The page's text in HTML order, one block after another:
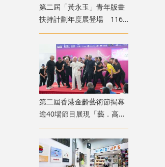
第二屆「黃永玉」青年版畫
扶持計劃年度展登場 116
位青年創作者共展版畫新貌
第二屆香港金齡藝術節揭幕
逾40場節目展現「藝．高齡
膽大」生命力